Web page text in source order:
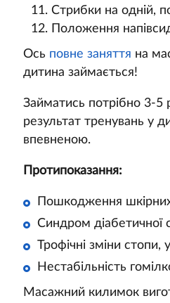
Стрибки на одній,
Положення
Ось повне заняття на
дитина займається!
Займатись потрібно 3-5
результат тренувань у
впевненою.
Протипоказання:
Пошкодження шкірних
Синдром діабетичної
Трофічні зміни стопи,
Нестабільність
Масажний килимок